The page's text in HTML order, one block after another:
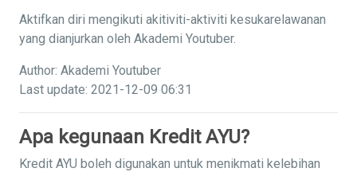
Aktifkan diri mengikuti akitiviti-aktiviti kesukarelawanan
yang dianjurkan oleh Akademi Youtuber.
Author: Akademi Youtuber
Last update: 2021-12-09 06:31
Apa kegunaan Kredit AYU?
Kredit AYU boleh digunakan untuk menikmati kelebihan